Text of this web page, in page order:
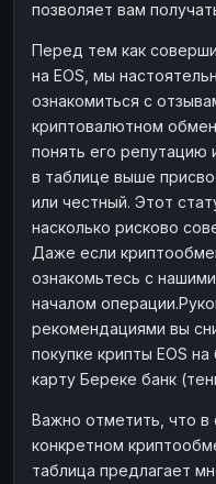
Наличные
позволяет вам
Перед тем как
на EOS, мы
ознакомиться с
криптовалютном
понять его репутацию
в таблице выше
или честный. Этот
насколько рисково
Даже если
ознакомьтесь с
началом
рекомендациями вы
покупке крипты EOS на
карту Береке банк
Важно отметить, что в
конкретном
таблица предлагает